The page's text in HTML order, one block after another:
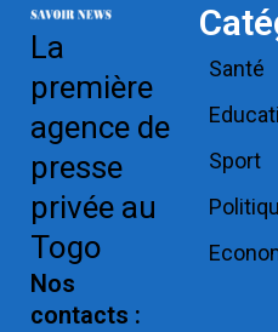
La
première
agence de
presse
privée au
Togo
Nos
contacts :
Santé
Sport